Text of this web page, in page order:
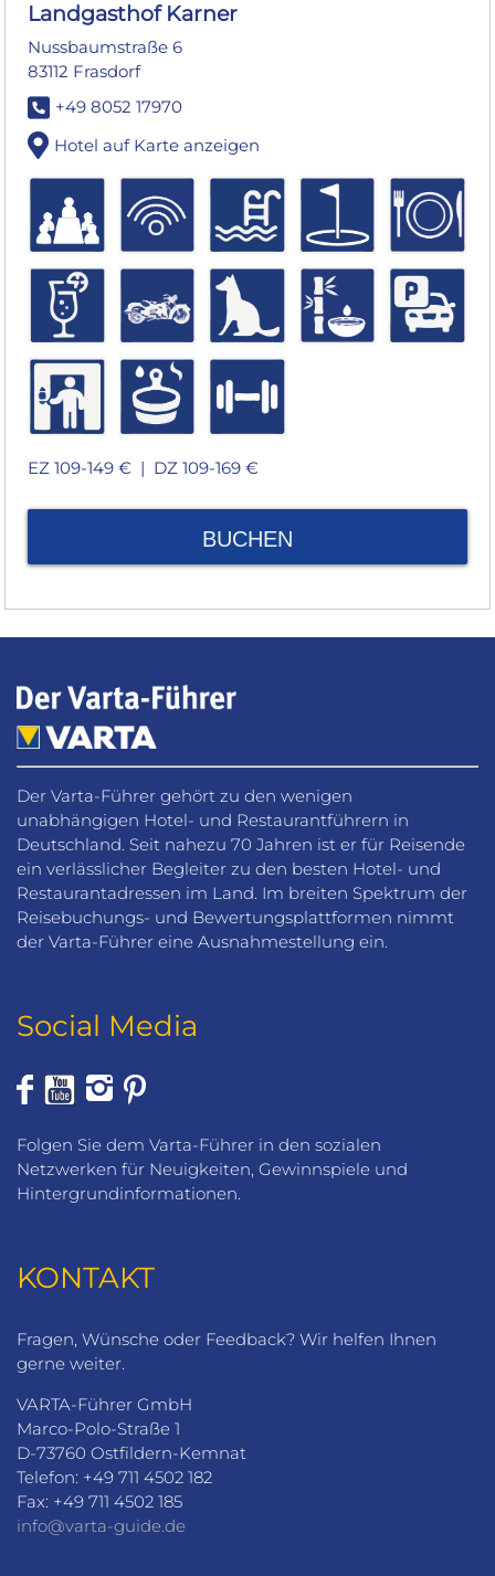
Landgasthof Karner
Nussbaumstraße 6
83112 Frasdorf
+49 8052 17970
Hotel auf Karte anzeigen
EZ 109-149 € | DZ 109-169 €
BUCHEN
Der Varta-Führer gehört zu den wenigen
unabhängigen Hotel- und Restaurantführern in
Deutschland. Seit nahezu 70 Jahren ist er für Reisende
ein verlässlicher Begleiter zu den besten Hotel- und
Restaurantadressen im Land. Im breiten Spektrum der
Reisebuchungs- und Bewertungsplattformen nimmt
der Varta-Führer eine Ausnahmestellung ein.
Social Media
Folgen Sie dem Varta-Führer in den sozialen
Netzwerken für Neuigkeiten, Gewinnspiele und
Hintergrundinformationen.
KONTAKT
Fragen, Wünsche oder Feedback? Wir helfen Ihnen
gerne weiter.
VARTA-Führer GmbH
Marco-Polo-Straße 1
D-73760 Ostfildern-Kemnat
Telefon: +49 711 4502 182
Fax: +49 711 4502 185
info@varta-guide.de